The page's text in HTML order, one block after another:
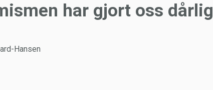
har gjort oss dårlig
Hansen